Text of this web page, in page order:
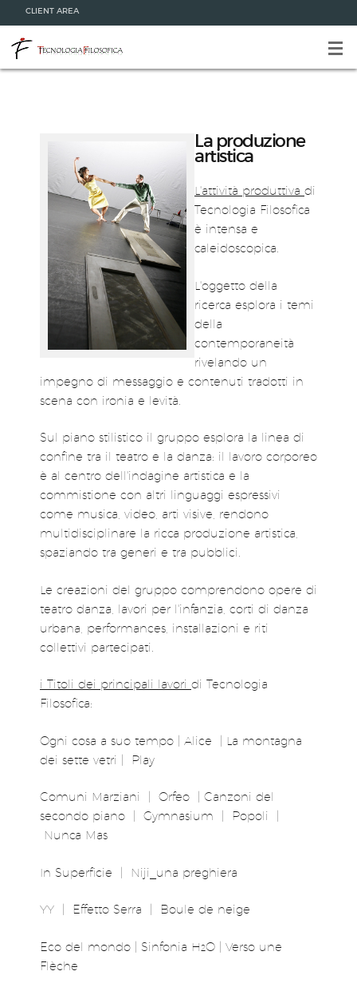
CLIENT AREA
La produzione
artistica
L'attività produttiva di
Tecnologia Filosofica
è intensa e
caleidoscopica.
L'oggetto della
ricerca esplora i temi
della
contemporaneità
rivelando un
impegno di messaggio e contenuti tradotti in
scena con ironia e levità.
Sul piano stilistico il gruppo esplora la linea di
confine tra il teatro e la danza: il lavoro corporeo
è al centro dell'indagine artistica e la
commistione con altri linguaggi espressivi
come musica, video, arti visive, rendono
multidisciplinare la ricca produzione artistica,
spaziando tra generi e tra pubblici.
Le creazioni del gruppo comprendono opere di
teatro danza, lavori per l'infanzia, corti di danza
urbana, performances, installazioni e riti
collettivi partecipati.
i Titoli dei principali lavori di Tecnologia
Filosofica:
Ogni cosa a suo tempo | Alice | La montagna
dei sette vetri | Play
Comuni Marziani | Orfeo | Canzoni del
secondo piano | Gymnasium | Popoli |
Nunca Mas
In Superficie | Niji_una preghiera
YY | Effetto Serra | Boule de neige
Eco del mondo | Sinfonia H2O | Verso une
Flèche